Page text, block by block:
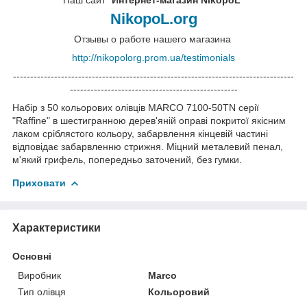
NikopoL.org
Отзывы о работе нашего магазина
http://nikopolorg.prom.ua/testimonials
----------------------------------------------------------------------------------
-------------------------------------------------
Набір з 50 кольорових олівців MARCO 7100-50TN серії
"Raffine" в шестигранною дерев'яній оправі покритої якісним
лаком сріблястого кольору, забарвлення кінцевій частині
відповідає забарвленню стрижня. Міцний металевий пенал,
м'який грифель, попередньо заточений, без гумки.
Приховати
Характеристики
Основні
Виробник
Marco
Тип олівця
Кольоровий